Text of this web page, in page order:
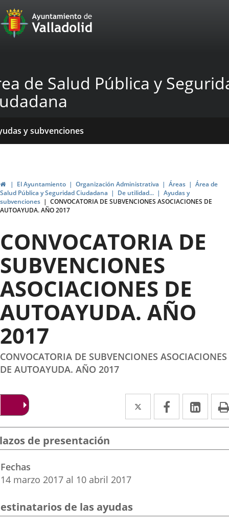
Portal
Web
Ayuntamiento
de
Valladolid
de Salud Pública y
y subvenciones
InicioEl Ayuntamiento Organización Administrativa Áreas
Área de
Salud Pública y Seguridad Ciudadana
De utilidad...
Ayudas y
subvenciones
CONVOCATORIA DE SUBVENCIONES ASOCIACIONES DE
AUTOAYUDA. AÑO 2017
CONVOCATORIA DE
SUBVENCIONES
ASOCIACIONES DE
AUTOAYUDA. AÑO
2017
CONVOCATORIA DE SUBVENCIONES ASOCIACIONES
DE AUTOAYUDA. AÑO 2017
Twitter
Enlace
a
aplicación
Facebook
Enlace
a
aplicación
a
de presentación
Fechas
14 marzo 2017 al 10 abril 2017
de las ayudas